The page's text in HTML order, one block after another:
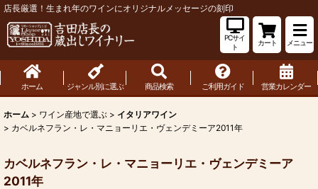
店長厳選！生まれ年のワインにオリジナルメッセージの刻印
PCサイ
ト
カート メニュー
ホーム ジャンル別に選ぶ 商品検索 ご利用ガイド 営業カレンダー
ホーム > ワイン産地で選ぶ > イタリアワイン
> カベルネフラン・レ・マニョーリエ・ヴェンデミーア2011年
カベルネフラン・レ・マニョーリエ・ヴェンデミーア
2011年